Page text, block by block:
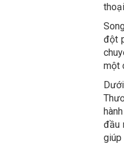
đột
một
đầu
giúp